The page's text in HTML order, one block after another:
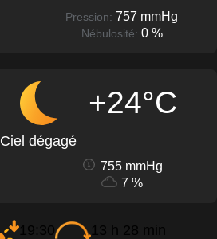
Pression: 757 mmHg
Nébulosité: 0 %
+24°C
Ciel dégagé
755 mmHg
7 %
19:30 13 h 28 min